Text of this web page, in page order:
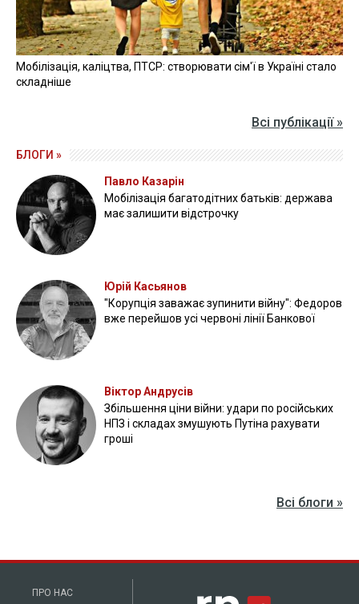
Мобілізація, каліцтва, ПТСР: створювати сім'ї в Україні стало
складніше
Всі публікації »
БЛОГИ »
Павло Казарін
Мобілізація багатодітних батьків: держава
має залишити відстрочку
Юрій Касьянов
"Корупція заважає зупинити війну": Федоров
вже перейшов усі червоні лінії Банкової
Віктор Андрусів
Збільшення ціни війни: удари по російських
НПЗ і складах змушують Путіна рахувати
гроші
Всі блоги »
ПРО НАС